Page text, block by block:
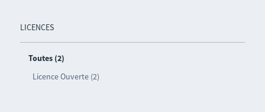
LICENCES
Toutes (2)
Licence Ouverte (2)